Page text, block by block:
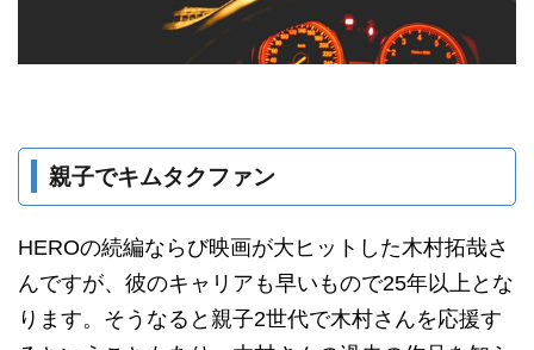
親子でキムタクファン
HEROの続編ならび映画が大ヒットした木村拓哉さ
んですが、彼のキャリアも早いもので25年以上とな
ります。そうなると親子2世代で木村さんを応援す